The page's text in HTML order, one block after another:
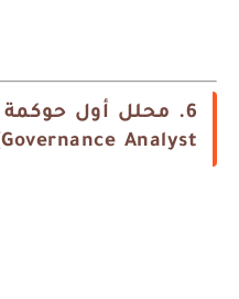
Governance Analyst)